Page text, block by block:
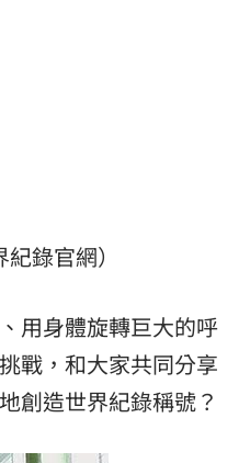
錄官網）
用身體旋轉巨大的呼
戰，和大家共同分享
創造世界紀錄稱號？